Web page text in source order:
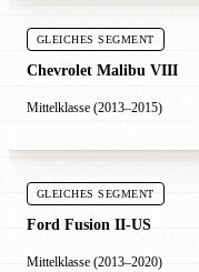
GLEICHES SEGMENT
Chevrolet Malibu VIII
Mittelklasse (2013–2015)
GLEICHES SEGMENT
Ford Fusion II-US
Mittelklasse (2013–2020)